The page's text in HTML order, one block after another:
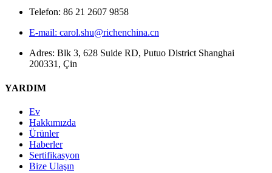
Telefon: 86 21 2607 9858
E-mail: carol.shu@richenchina.cn
Adres: Blk 3, 628 Suide RD, Putuo District Shanghai
200331, Çin
YARDIM
Ev
Hakkımızda
Ürünler
Haberler
Sertifikasyon
Bize Ulaşın